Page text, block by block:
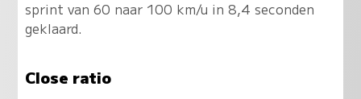
sprint van 60 naar 100 km/u in 8,4 seconden
geklaard.
Close ratio